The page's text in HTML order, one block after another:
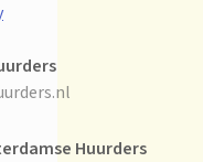
Huurders